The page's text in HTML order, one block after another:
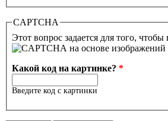
CAPTCHA
Этот вопрос задается для того,
Какой код на картинке? *
Введите код с картинки